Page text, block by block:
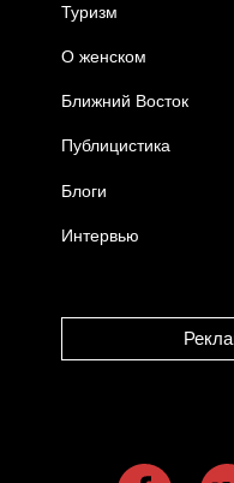
Туризм
О женском
Ближний Восток
Публицистика
Блоги
Интервью